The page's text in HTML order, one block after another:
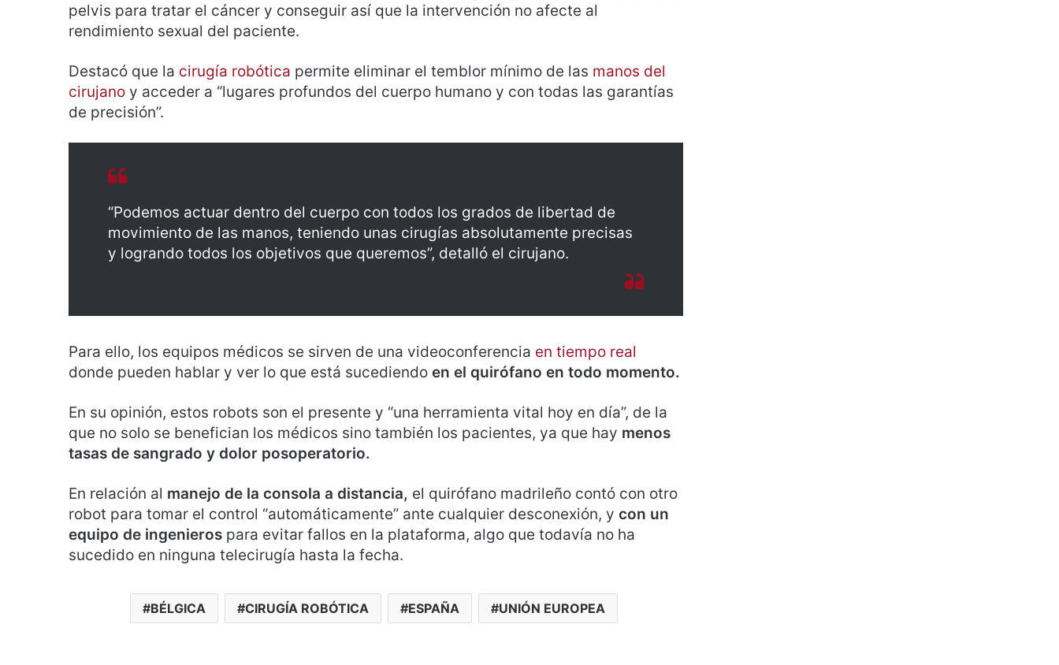
pelvis para tratar el cáncer y conseguir así que la intervención no afecte al
rendimiento sexual del paciente.
Destacó que la cirugía robótica permite eliminar el temblor mínimo de las manos del
cirujano y acceder a “lugares profundos del cuerpo humano y con todas las garantías
de precisión”.
“Podemos actuar dentro del cuerpo con todos los grados de libertad de
movimiento de las manos, teniendo unas cirugías absolutamente precisas
y logrando todos los objetivos que queremos”, detalló el cirujano.
Para ello, los equipos médicos se sirven de una videoconferencia en tiempo real
donde pueden hablar y ver lo que está sucediendo en el quirófano en todo momento.
En su opinión, estos robots son el presente y “una herramienta vital hoy en día”, de la
que no solo se benefician los médicos sino también los pacientes, ya que hay menos
tasas de sangrado y dolor posoperatorio.
En relación al manejo de la consola a distancia, el quirófano madrileño contó con otro
robot para tomar el control “automáticamente” ante cualquier desconexión, y con un
equipo de ingenieros para evitar fallos en la plataforma, algo que todavía no ha
sucedido en ninguna telecirugía hasta la fecha.
BÉLGICA CIRUGÍA ROBÓTICA ESPAÑA UNIÓN EUROPEA